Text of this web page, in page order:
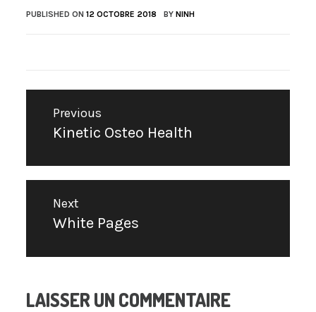
PUBLISHED ON12 OCTOBRE 2018 BYNINH
l’article
Previous
Previous
Kinetic Osteo Health
Next
Next
White Pages
LAISSER UN COMMENTAIRE